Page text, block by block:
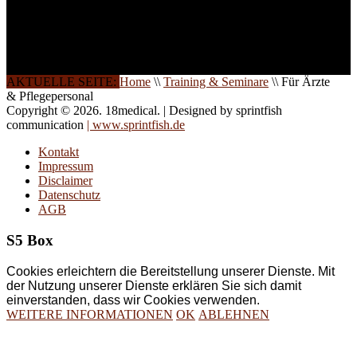
AKTUELLE SEITE: Home \\ Training & Seminare \\ Für Ärzte
& Pflegepersonal
Copyright © 2026. 18medical. | Designed by sprintfish
communication | www.sprintfish.de
Kontakt
Impressum
Disclaimer
Datenschutz
AGB
S5 Box
Cookies erleichtern die Bereitstellung unserer Dienste. Mit
der Nutzung unserer Dienste erklären Sie sich damit
einverstanden, dass wir Cookies verwenden.
WEITERE INFORMATIONEN OK ABLEHNEN